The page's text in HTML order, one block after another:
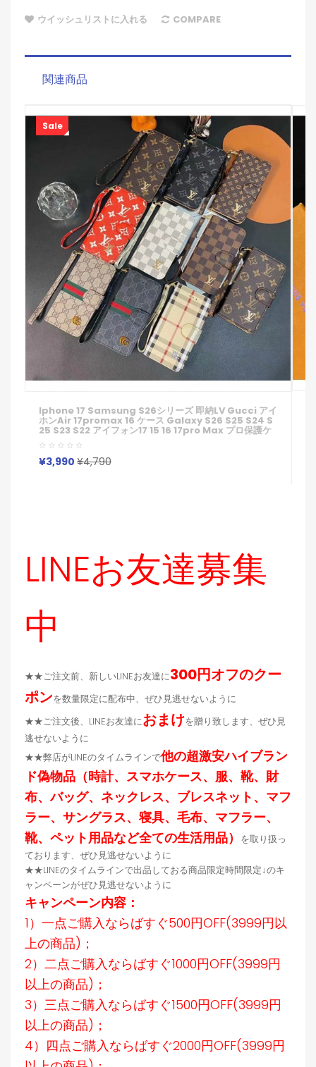
ウイッシュリストに入れる COMPARE
関連商品
Sale
Iphone 17 Samsung S26シリーズ 即納LV Gucci アイ
ホンair 17promax 16 ケース Galaxy S26 S25 S24 S
25 S23 S22 アイフォン17 15 16 17pro Max プロ保護ケ
ースルイヴィトン Lv グッチ Gucci バーバリー
Burberry 便利 アイホン17 16 15 14 13 Pro サムソン S23
S24 S25 S22 S21 Ultraケース
¥3,990 ¥4,790
LINEお友達募集
中
★★ご注文前、新しいLINEお友達に300円オフのクー
ポンを数量限定に配布中、ぜひ見逃せないように
★★ご注文後、LINEお友達におまけを贈り致します、ぜひ見
逃せないように
★★弊店がLINEのタイムラインで他の超激安ハイブラン
ド偽物品（時計、スマホケース、服、靴、財
布、バッグ、ネックレス、ブレスネット、マフ
ラー、サングラス、寝具、毛布、マフラー、
靴、ペット用品など全ての生活用品）
を取り扱っ
ております、ぜひ見逃せないように
★★LINEのタイムラインで出品しておる商品限定時間限定↓のキ
ャンペーンがぜひ見逃せないように
キャンペーン内容：
1）一点ご購入ならばすぐ500円OFF(3999円以
上の商品)；
2）二点ご購入ならばすぐ1000円OFF(3999円
以上の商品)；
3）三点ご購入ならばすぐ1500円OFF(3999円
以上の商品)；
4）四点ご購入ならばすぐ2000円OFF(3999円